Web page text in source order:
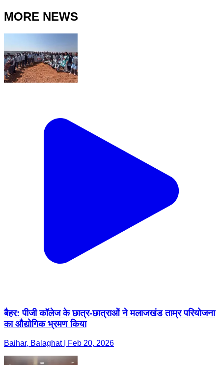
MORE NEWS
बैहर: पीजी कॉलेज के छात्र-छात्राओं ने मलाजखंड ताम्र परियोजना
का औद्योगिक भ्रमण किया
Baihar, Balaghat | Feb 20, 2026